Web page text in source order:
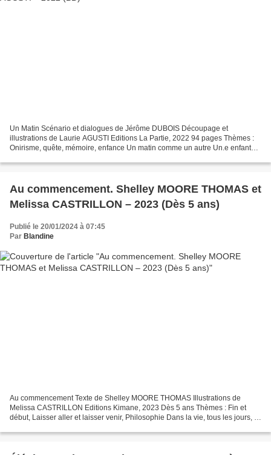
Un Matin Scénario et dialogues de Jérôme DUBOIS Découpage et
illustrations de Laurie AGUSTI Editions La Partie, 2022 94 pages Thèmes :
Onirisme, quête, mémoire, enfance Un matin comme un autre Un.e enfant
Au commencement. Shelley MOORE THOMAS et
Melissa CASTRILLON – 2023 (Dès 5 ans)
Publié le 20/01/2024 à 07:45
Par Blandine
Au commencement Texte de Shelley MOORE THOMAS Illustrations de
Melissa CASTRILLON Editions Kimane, 2023 Dès 5 ans Thèmes : Fin et
début, Laisser aller et laisser venir, Philosophie Dans la vie, tous les jours, il